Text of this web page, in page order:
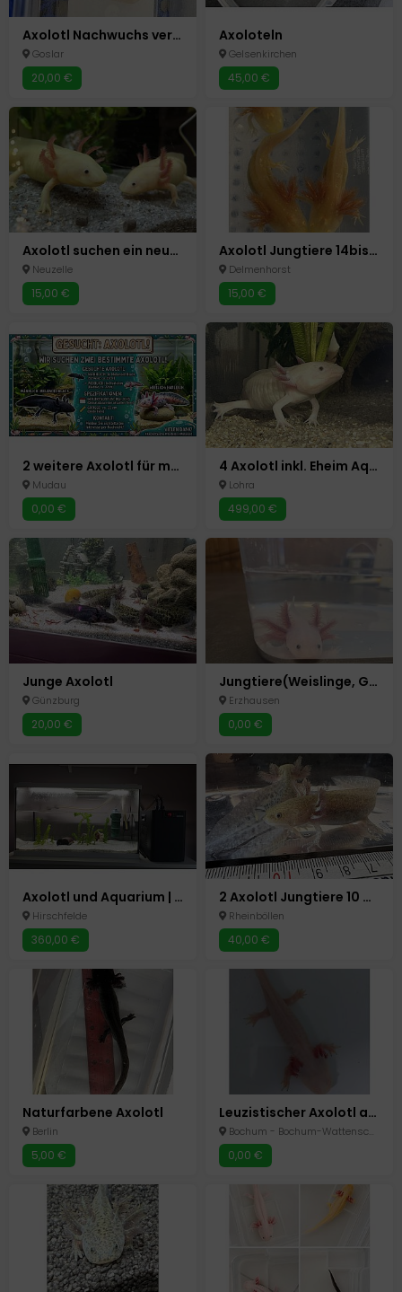
Axolotl Nachwuchs verschiedene Farben
Goslar
20,00 €
Axoloteln
Gelsenkirchen
45,00 €
Axolotl suchen ein neues Zuhause
Neuzelle
15,00 €
Axolotl Jungtiere 14bis15cm und 2 Böcke adult
Delmenhorst
15,00 €
2 weitere Axolotl für mein Aquarium
Mudau
0,00 €
4 Axolotl inkl. Eheim Aquarium 120 × 40 × 54 cm - Komplettset mit Hailea-Kühlung & Eheim Professional 4+
Lohra
499,00 €
Junge Axolotl
Günzburg
20,00 €
Jungtiere(Weislinge, Goldalbinos, Starbrust?)ab 12cm abzu
Erzhausen
0,00 €
Axolotl und Aquarium | inkl. Kühlung, Zubehör
Hirschfelde
360,00 €
2 Axolotl Jungtiere 10 Monate
Rheinböllen
40,00 €
Naturfarbene Axolotl
Berlin
5,00 €
Leuzistischer Axolotl abzugeben DRINGEND !!!!
Bochum - Bochum-Wattenscheid
0,00 €